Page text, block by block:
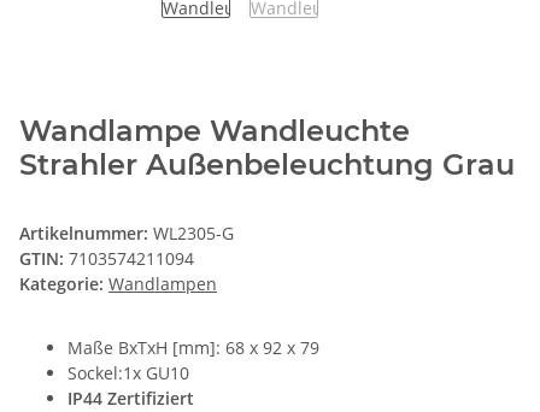
Wandlampe Wandleuchte
Strahler Außenbeleuchtung Grau
Artikelnummer: WL2305-G
GTIN: 7103574211094
Kategorie: Wandlampen
Maße BxTxH [mm]: 68 x 92 x 79
Sockel:1x GU10
IP44 Zertifiziert